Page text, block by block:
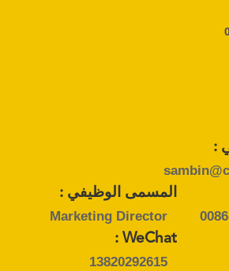
:
المسمى الوظيفي :
Marketing Director
WeChat :
13820292615